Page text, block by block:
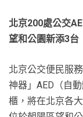
北京200處公交
望和公園新添3台
北京公交便民服
神器」AED（自
櫃，將在北京各